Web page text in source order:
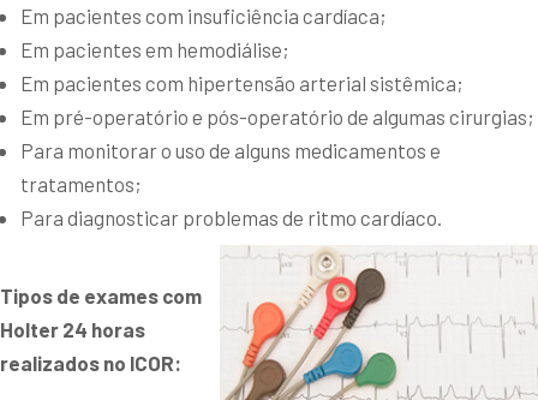
Em pacientes com insuficiência cardíaca;
Em pacientes em hemodiálise;
Em pacientes com hipertensão arterial sistêmica;
Em pré-operatório e pós-operatório de algumas cirurgias;
Para monitorar o uso de alguns medicamentos e
tratamentos;
Para diagnosticar problemas de ritmo cardíaco.
Tipos de exames com
Holter 24 horas
realizados no ICOR: